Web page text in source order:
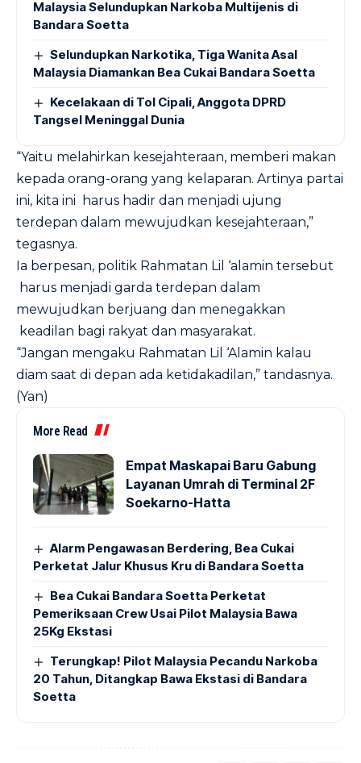
Malaysia Selundupkan Narkoba Multijenis di
Bandara Soetta
Selundupkan Narkotika, Tiga Wanita Asal
Malaysia Diamankan Bea Cukai Bandara Soetta
Kecelakaan di Tol Cipali, Anggota DPRD
Tangsel Meninggal Dunia
“Yaitu melahirkan kesejahteraan, memberi makan
kepada orang-orang yang kelaparan. Artinya partai
ini, kita ini harus hadir dan menjadi ujung
terdepan dalam mewujudkan kesejahteraan,”
tegasnya.
Ia berpesan, politik Rahmatan Lil ‘alamin tersebut
harus menjadi garda terdepan dalam
mewujudkan berjuang dan menegakkan
keadilan bagi rakyat dan masyarakat.
“Jangan mengaku Rahmatan Lil ‘Alamin kalau
diam saat di depan ada ketidakadilan,” tandasnya.
(Yan)
More Read
Empat Maskapai Baru Gabung
Layanan Umrah di Terminal 2F
Soekarno-Hatta
Alarm Pengawasan Berdering, Bea Cukai
Perketat Jalur Khusus Kru di Bandara Soetta
Bea Cukai Bandara Soetta Perketat
Pemeriksaan Crew Usai Pilot Malaysia Bawa
25Kg Ekstasi
Terungkap! Pilot Malaysia Pecandu Narkoba
20 Tahun, Ditangkap Bawa Ekstasi di Bandara
Soetta